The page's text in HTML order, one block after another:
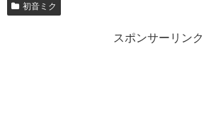
初音ミク
スポンサーリンク